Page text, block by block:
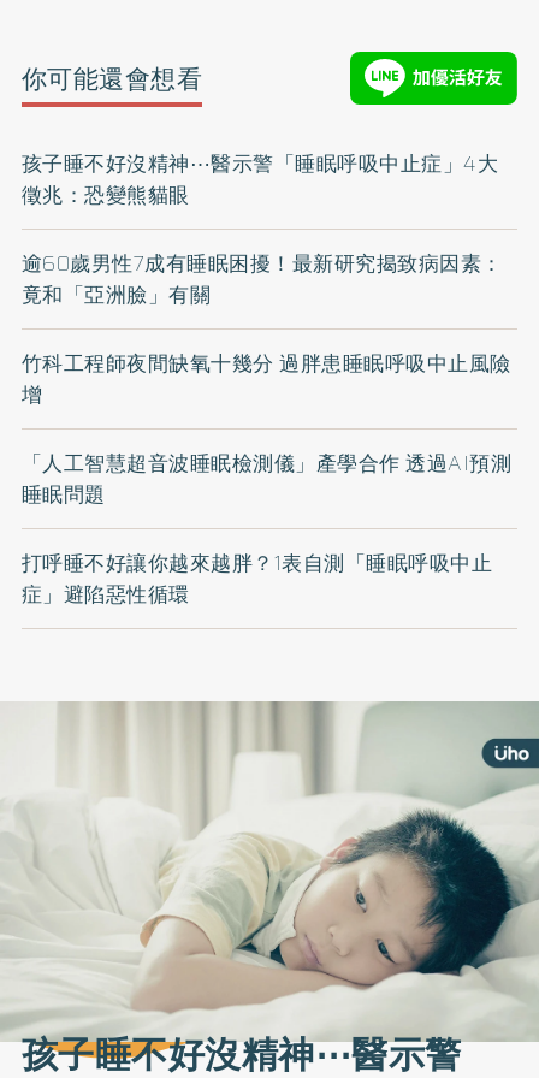
你可能還會想看
孩子睡不好沒精神⋯醫示警「睡眠呼吸中止症」4大
徵兆：恐變熊貓眼
逾60歲男性7成有睡眠困擾！最新研究揭致病因素：
竟和「亞洲臉」有關
竹科工程師夜間缺氧十幾分 過胖患睡眠呼吸中止風險
增
「人工智慧超音波睡眠檢測儀」產學合作 透過AI預測
睡眠問題
打呼睡不好讓你越來越胖？1表自測「睡眠呼吸中止
症」避陷惡性循環
孩子睡不好沒精神⋯醫示警